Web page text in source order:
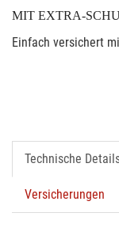
MIT EXTRA-
Einfach versichert
Technische
Versicherungen